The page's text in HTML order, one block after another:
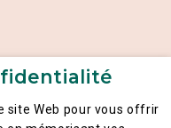
site Web pour vous offrir